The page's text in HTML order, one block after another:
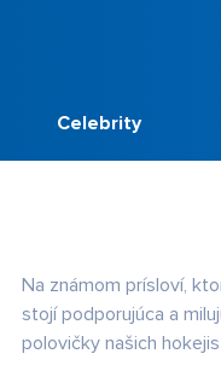
Celebrity
Na známom prísloví,
stojí podporujúca a
polovičky našich